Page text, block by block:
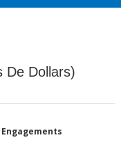
De Dollars)
Engagements